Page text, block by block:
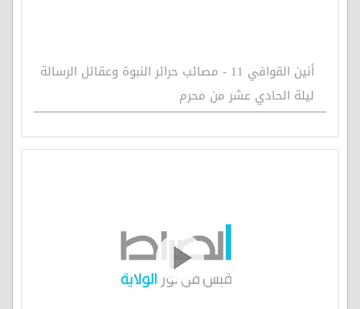
أنين القوافي 11 - مصائب حرائر النبوة وعقائل الرسالة
ليلة الحادي عشر من محرم